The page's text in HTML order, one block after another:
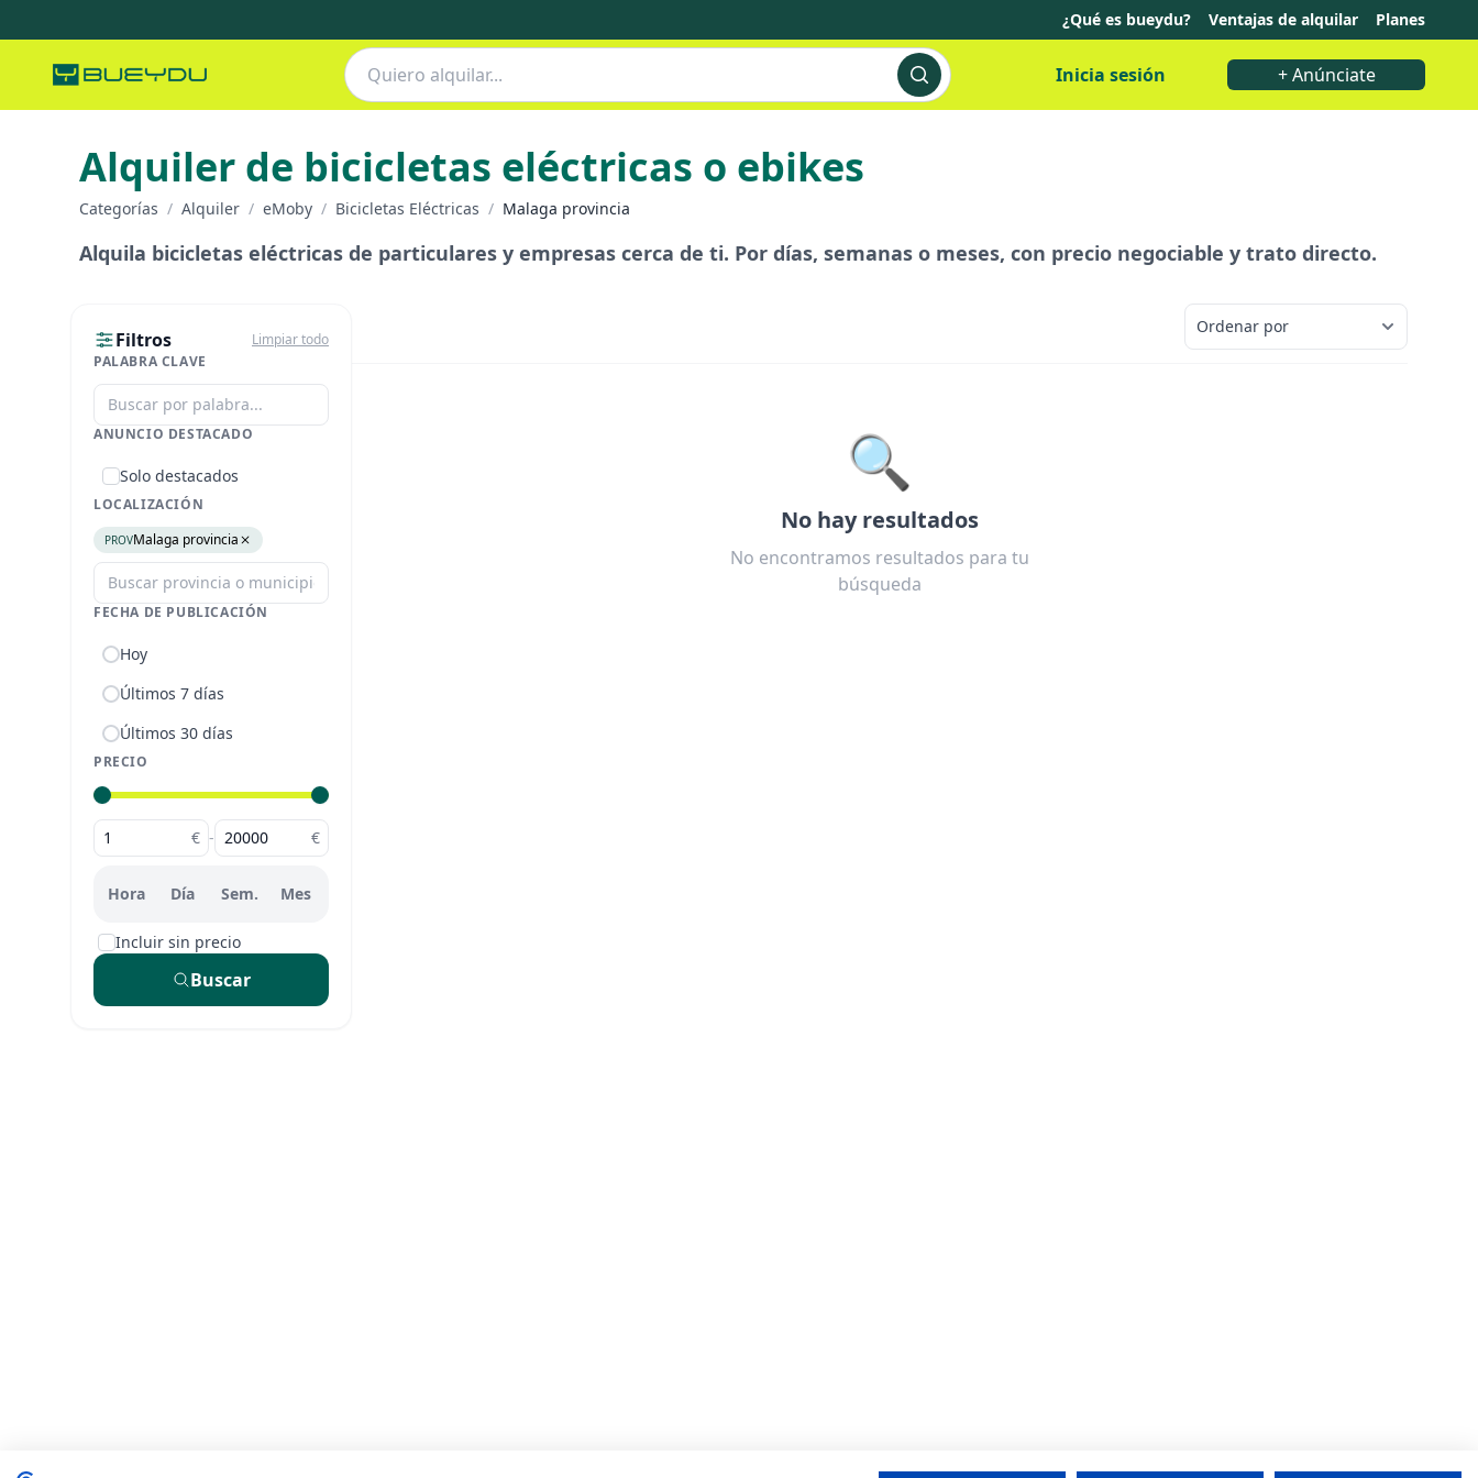
¿Qué es bueydu? Ventajas de alquilar Planes
Inicia sesión + Anúnciate
Alquiler de bicicletas eléctricas o ebikes
Categorías / Alquiler / eMoby / Bicicletas Eléctricas / Malaga provincia
Alquila bicicletas eléctricas de particulares y empresas cerca de ti. Por días, semanas o meses, con precio negociable y trato directo.
Filtros
Limpiar todo
PALABRA CLAVE
ANUNCIO DESTACADO
Solo destacados
LOCALIZACIÓN
PROVMalaga provincia
FECHA DE PUBLICACIÓN
Hoy
Últimos 7 días
Últimos 30 días
PRECIO
€ - €
Hora Día Sem. Mes
Incluir sin precio
Buscar
🔍
No hay resultados
No encontramos resultados para tu
búsqueda